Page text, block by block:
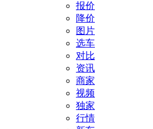
报价
降价
图片
选车
对比
资讯
商家
视频
独家
行情